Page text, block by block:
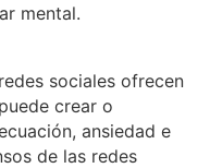
mental.
sociales ofrecen
crear o
ansiedad e
de las redes